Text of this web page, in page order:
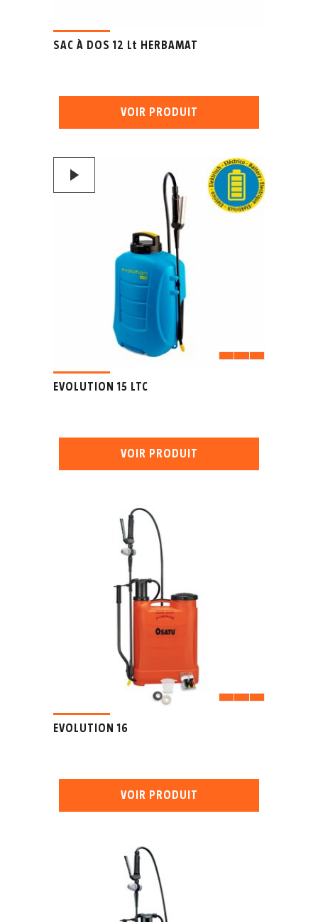
SAC À DOS 12 Lt HERBAMAT
VOIR PRODUIT
EVOLUTION 15 LTC
VOIR PRODUIT
EVOLUTION 16
VOIR PRODUIT